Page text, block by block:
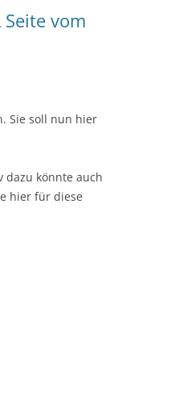
Seite vom
Sie soll nun hier
dazu könnte auch
hier für diese